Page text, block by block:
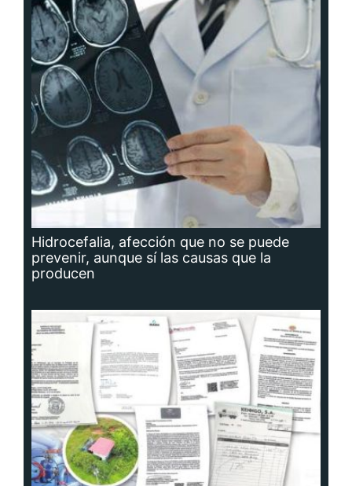
Hidrocefalia, afección que no se puede
prevenir, aunque sí las causas que la
producen